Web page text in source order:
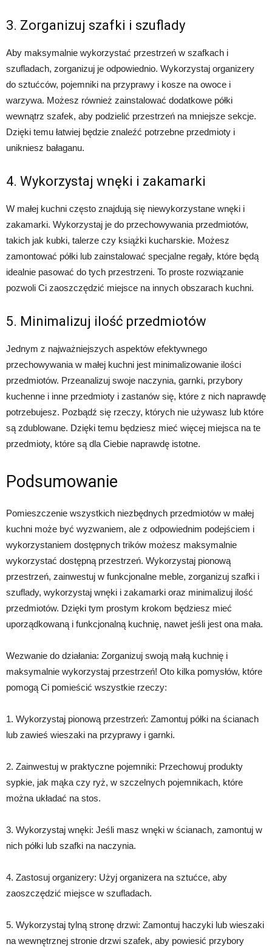
3. Zorganizuj szafki i szuflady
Aby maksymalnie wykorzystać przestrzeń w szafkach i
szufladach, zorganizuj je odpowiednio. Wykorzystaj organizery
do sztućców, pojemniki na przyprawy i kosze na owoce i
warzywa. Możesz również zainstalować dodatkowe półki
wewnątrz szafek, aby podzielić przestrzeń na mniejsze sekcje.
Dzięki temu łatwiej będzie znaleźć potrzebne przedmioty i
unikniesz bałaganu.
4. Wykorzystaj wnęki i zakamarki
W małej kuchni często znajdują się niewykorzystane wnęki i
zakamarki. Wykorzystaj je do przechowywania przedmiotów,
takich jak kubki, talerze czy książki kucharskie. Możesz
zamontować półki lub zainstalować specjalne regały, które będą
idealnie pasować do tych przestrzeni. To proste rozwiązanie
pozwoli Ci zaoszczędzić miejsce na innych obszarach kuchni.
5. Minimalizuj ilość przedmiotów
Jednym z najważniejszych aspektów efektywnego
przechowywania w małej kuchni jest minimalizowanie ilości
przedmiotów. Przeanalizuj swoje naczynia, garnki, przybory
kuchenne i inne przedmioty i zastanów się, które z nich naprawdę
potrzebujesz. Pozbądź się rzeczy, których nie używasz lub które
są zdublowane. Dzięki temu będziesz mieć więcej miejsca na te
przedmioty, które są dla Ciebie naprawdę istotne.
Podsumowanie
Pomieszczenie wszystkich niezbędnych przedmiotów w małej
kuchni może być wyzwaniem, ale z odpowiednim podejściem i
wykorzystaniem dostępnych trików możesz maksymalnie
wykorzystać dostępną przestrzeń. Wykorzystaj pionową
przestrzeń, zainwestuj w funkcjonalne meble, zorganizuj szafki i
szuflady, wykorzystaj wnęki i zakamarki oraz minimalizuj ilość
przedmiotów. Dzięki tym prostym krokom będziesz mieć
uporządkowaną i funkcjonalną kuchnię, nawet jeśli jest ona mała.
Wezwanie do działania: Zorganizuj swoją małą kuchnię i
maksymalnie wykorzystaj przestrzeń! Oto kilka pomysłów, które
pomogą Ci pomieścić wszystkie rzeczy:
1. Wykorzystaj pionową przestrzeń: Zamontuj półki na ścianach
lub zawieś wieszaki na przyprawy i garnki.
2. Zainwestuj w praktyczne pojemniki: Przechowuj produkty
sypkie, jak mąka czy ryż, w szczelnych pojemnikach, które
można układać na stos.
3. Wykorzystaj wnęki: Jeśli masz wnęki w ścianach, zamontuj w
nich półki lub szafki na naczynia.
4. Zastosuj organizery: Użyj organizera na sztućce, aby
zaoszczędzić miejsce w szufladach.
5. Wykorzystaj tylną stronę drzwi: Zamontuj haczyki lub wieszaki
na wewnętrznej stronie drzwi szafek, aby powiesić przybory